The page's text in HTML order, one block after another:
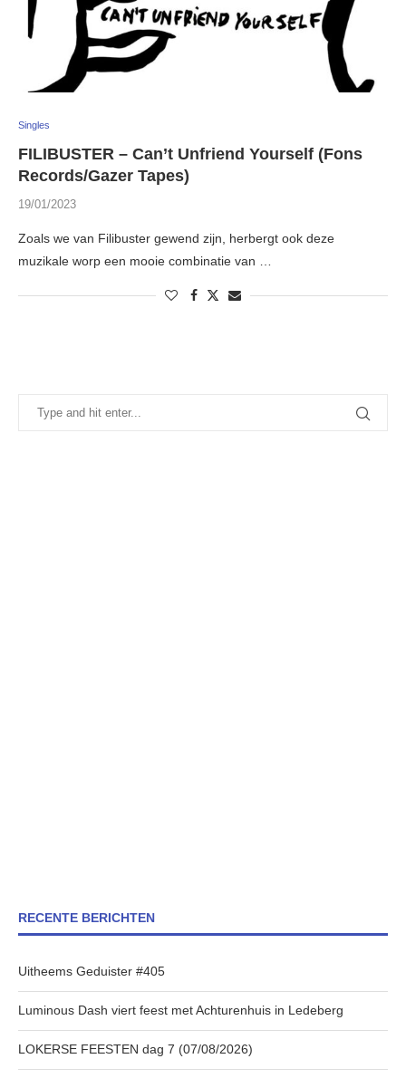
Singles
FILIBUSTER – Can’t Unfriend Yourself (Fons
Records/Gazer Tapes)
19/01/2023
Zoals we van Filibuster gewend zijn, herbergt ook deze
muzikale worp een mooie combinatie van …
RECENTE BERICHTEN
Uitheems Geduister #405
Luminous Dash viert feest met Achturenhuis in Ledeberg
LOKERSE FEESTEN dag 7 (07/08/2026)